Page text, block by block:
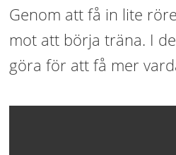
Genom att få in lite
mot att börja träna. I
göra för att få mer